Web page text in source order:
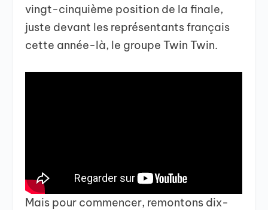
vingt-cinquième position de la finale,
juste devant les représentants français
cette année-là, le groupe Twin Twin.
Mais pour commencer, remontons dix-